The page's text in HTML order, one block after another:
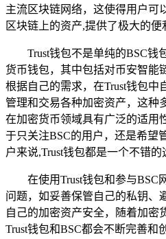
主流区块链网络，这使得用户可
区块链上的资产,提供了极大的便
Trust钱包不是单纯的BSC钱
货币钱包，其中包括对币安智能
根据自己的需求，在Trust钱包中
管理和交易各种加密资产，这种
在加密货币领域具有广泛的适用
于只关注BSC的用户，还是希望
户来说,Trust钱包都是一个不错的
在使用Trust钱包和参与BSC
问题，如妥善保管自己的私钥、
自己的加密资产安全，随着加密
Trust钱包和BSC都会不断完善和